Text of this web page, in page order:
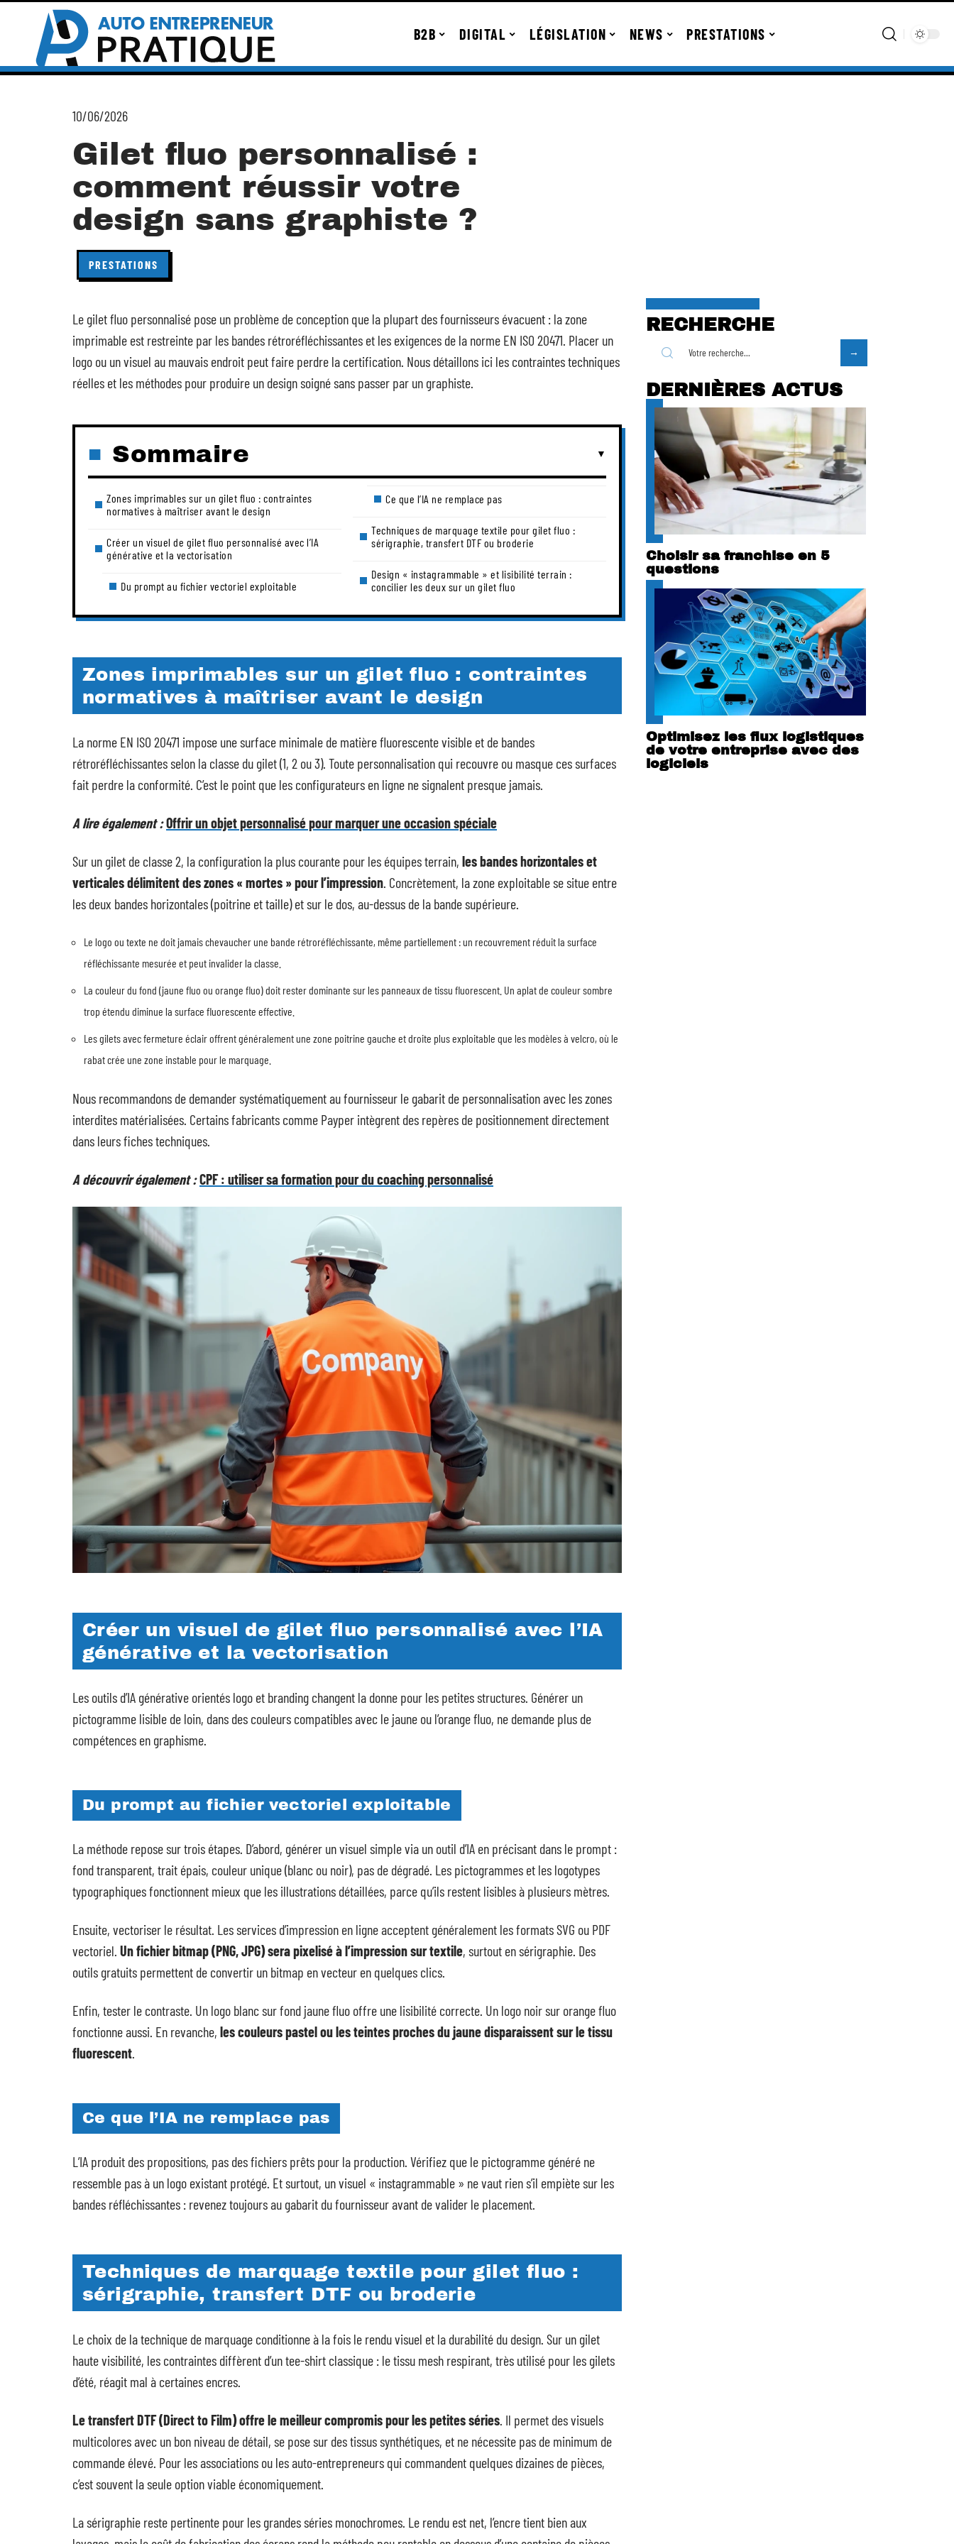
B2B DIGITAL LÉGISLATION NEWS PRESTATIONS
10/06/2026
Gilet fluo personnalisé :
comment réussir votre
design sans graphiste ?
PRESTATIONS
Le gilet fluo personnalisé pose un problème de conception que la plupart des fournisseurs évacuent : la zone
imprimable est restreinte par les bandes rétroréfléchissantes et les exigences de la norme EN ISO 20471. Placer un
logo ou un visuel au mauvais endroit peut faire perdre la certification. Nous détaillons ici les contraintes techniques
réelles et les méthodes pour produire un design soigné sans passer par un graphiste.
Sommaire
Zones imprimables sur un gilet fluo : contraintes
normatives à maîtriser avant le design
Créer un visuel de gilet fluo personnalisé avec l’IA
générative et la vectorisation
Du prompt au fichier vectoriel exploitable
Ce que l’IA ne remplace pas
Techniques de marquage textile pour gilet fluo :
sérigraphie, transfert DTF ou broderie
Design « instagrammable » et lisibilité terrain :
concilier les deux sur un gilet fluo
Zones imprimables sur un gilet fluo : contraintes
normatives à maîtriser avant le design
La norme EN ISO 20471 impose une surface minimale de matière fluorescente visible et de bandes
rétroréfléchissantes selon la classe du gilet (1, 2 ou 3). Toute personnalisation qui recouvre ou masque ces surfaces
fait perdre la conformité. C’est le point que les configurateurs en ligne ne signalent presque jamais.
A lire également :Offrir un objet personnalisé pour marquer une occasion spéciale
Sur un gilet de classe 2, la configuration la plus courante pour les équipes terrain, les bandes horizontales et
verticales délimitent des zones « mortes » pour l’impression. Concrètement, la zone exploitable se situe entre
les deux bandes horizontales (poitrine et taille) et sur le dos, au-dessus de la bande supérieure.
Le logo ou texte ne doit jamais chevaucher une bande rétroréfléchissante, même partiellement : un recouvrement réduit la surface
réfléchissante mesurée et peut invalider la classe.
La couleur du fond (jaune fluo ou orange fluo) doit rester dominante sur les panneaux de tissu fluorescent. Un aplat de couleur sombre
trop étendu diminue la surface fluorescente effective.
Les gilets avec fermeture éclair offrent généralement une zone poitrine gauche et droite plus exploitable que les modèles à velcro, où le
rabat crée une zone instable pour le marquage.
Nous recommandons de demander systématiquement au fournisseur le gabarit de personnalisation avec les zones
interdites matérialisées. Certains fabricants comme Payper intègrent des repères de positionnement directement
dans leurs fiches techniques.
A découvrir également :CPF : utiliser sa formation pour du coaching personnalisé
Créer un visuel de gilet fluo personnalisé avec l’IA
générative et la vectorisation
Les outils d’IA générative orientés logo et branding changent la donne pour les petites structures. Générer un
pictogramme lisible de loin, dans des couleurs compatibles avec le jaune ou l’orange fluo, ne demande plus de
compétences en graphisme.
Du prompt au fichier vectoriel exploitable
La méthode repose sur trois étapes. D’abord, générer un visuel simple via un outil d’IA en précisant dans le prompt :
fond transparent, trait épais, couleur unique (blanc ou noir), pas de dégradé. Les pictogrammes et les logotypes
typographiques fonctionnent mieux que les illustrations détaillées, parce qu’ils restent lisibles à plusieurs mètres.
Ensuite, vectoriser le résultat. Les services d’impression en ligne acceptent généralement les formats SVG ou PDF
vectoriel. Un fichier bitmap (PNG, JPG) sera pixelisé à l’impression sur textile, surtout en sérigraphie. Des
outils gratuits permettent de convertir un bitmap en vecteur en quelques clics.
Enfin, tester le contraste. Un logo blanc sur fond jaune fluo offre une lisibilité correcte. Un logo noir sur orange fluo
fonctionne aussi. En revanche, les couleurs pastel ou les teintes proches du jaune disparaissent sur le tissu
fluorescent.
Ce que l’IA ne remplace pas
L’IA produit des propositions, pas des fichiers prêts pour la production. Vérifiez que le pictogramme généré ne
ressemble pas à un logo existant protégé. Et surtout, un visuel « instagrammable » ne vaut rien s’il empiète sur les
bandes réfléchissantes : revenez toujours au gabarit du fournisseur avant de valider le placement.
Techniques de marquage textile pour gilet fluo :
sérigraphie, transfert DTF ou broderie
Le choix de la technique de marquage conditionne à la fois le rendu visuel et la durabilité du design. Sur un gilet
haute visibilité, les contraintes diffèrent d’un tee-shirt classique : le tissu mesh respirant, très utilisé pour les gilets
d’été, réagit mal à certaines encres.
Le transfert DTF (Direct to Film) offre le meilleur compromis pour les petites séries. Il permet des visuels
multicolores avec un bon niveau de détail, se pose sur des tissus synthétiques, et ne nécessite pas de minimum de
commande élevé. Pour les associations ou les auto-entrepreneurs qui commandent quelques dizaines de pièces,
c’est souvent la seule option viable économiquement.
La sérigraphie reste pertinente pour les grandes séries monochromes. Le rendu est net, l’encre tient bien aux
RECHERCHE
DERNIÈRES ACTUS
Choisir sa franchise en 5
questions
Optimisez les flux logistiques
de votre entreprise avec des
logiciels